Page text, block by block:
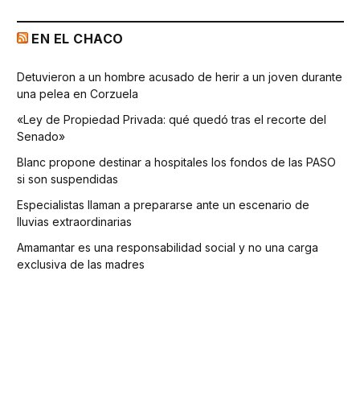
EN EL CHACO
Detuvieron a un hombre acusado de herir a un joven durante
una pelea en Corzuela
«Ley de Propiedad Privada: qué quedó tras el recorte del
Senado»
Blanc propone destinar a hospitales los fondos de las PASO
si son suspendidas
Especialistas llaman a prepararse ante un escenario de
lluvias extraordinarias
Amamantar es una responsabilidad social y no una carga
exclusiva de las madres